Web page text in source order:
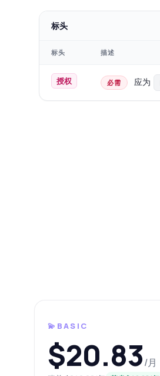
标头
标头 描述
授权 必需 应为
💫BASIC
$20.83/月